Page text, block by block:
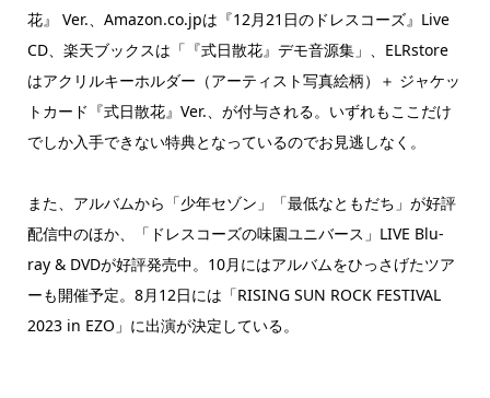
花』 Ver.、Amazon.co.jpは『12月21日のドレスコーズ』Live
CD、楽天ブックスは「『式日散花』デモ音源集」、ELRstore
はアクリルキーホルダー（アーティスト写真絵柄）＋ ジャケッ
トカード『式日散花』Ver.、が付与される。いずれもここだけ
でしか入手できない特典となっているのでお見逃しなく。
また、アルバムから「少年セゾン」「最低なともだち」が好評
配信中のほか、「ドレスコーズの味園ユニバース」LIVE Blu-
ray & DVDが好評発売中。10月にはアルバムをひっさげたツア
ーも開催予定。8月12日には「RISING SUN ROCK FESTIVAL
2023 in EZO」に出演が決定している。